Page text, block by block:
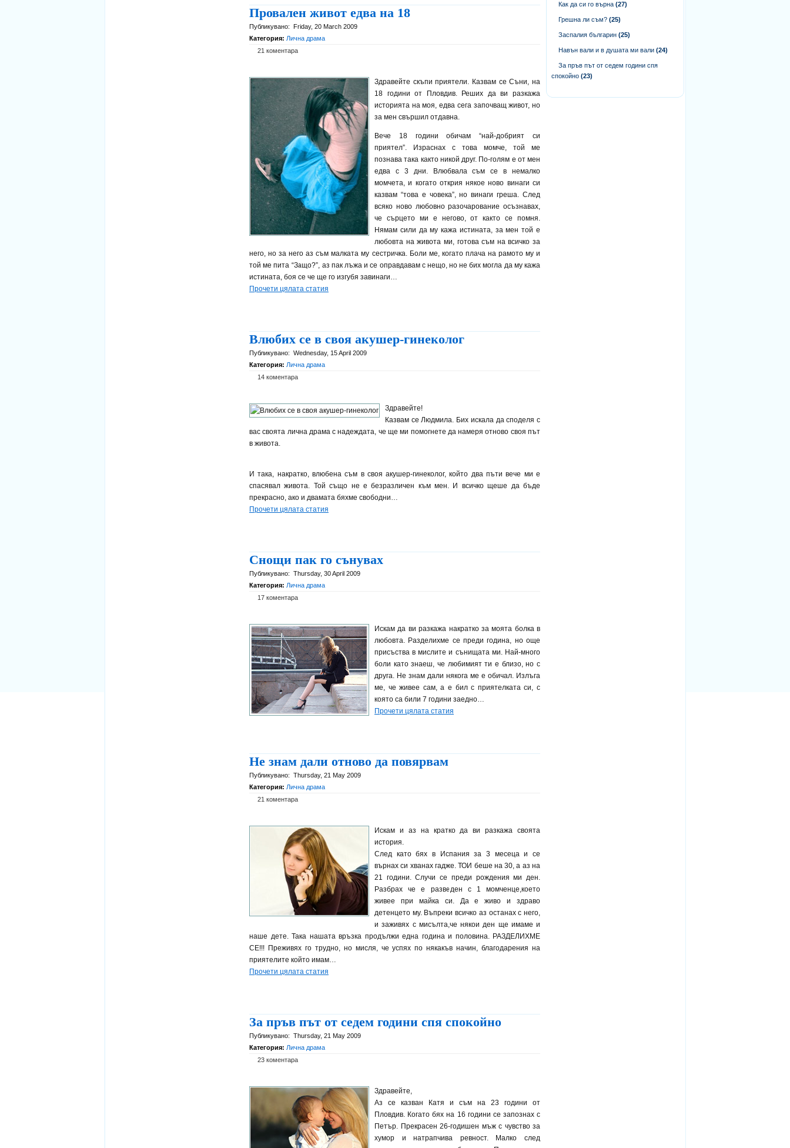
Провален живот едва на 18
Публикувано:
Friday, 20 March 2009
Категория: Лична драма
21 коментара
Здравейте скъпи приятели. Казвам се Съни, на
18 години от Пловдив. Реших да ви разкажа
историята на моя, едва сега започващ живот, но
за мен свършил отдавна.
Вече 18 години обичам “най-добрият си
приятел”. Израснах с това момче, той ме
познава така както никой друг. По-голям е от мен
едва с 3 дни. Влюбвала съм се в немалко
момчета, и когато открия някое ново винаги си
казвам “това е човека”, но винаги греша. След
всяко ново любовно разочарование осъзнавах,
че сърцето ми е негово, от както се помня.
Нямам сили да му кажа истината, за мен той е
любовта на живота ми, готова съм на всичко за
него, но за него аз съм малката му сестричка. Боли ме, когато плача на рамото му и
той ме пита “Защо?”, аз пак лъжа и се оправдавам с нещо, но не бих могла да му кажа
истината, боя се че ще го изгубя завинаги…
Прочети цялата статия
Влюбих се в своя акушер-гинеколог
Публикувано: Wednesday, 15 April 2009
Категория: Лична драма
14 коментара
Здравейте!
Казвам се Людмила. Бих искала да споделя с
вас своята лична драма с надеждата, че ще ми помогнете да намеря отново своя път
в живота.
И така, накратко, влюбена съм в своя акушер-гинеколог, който два пъти вече ми е
спасявал живота. Той също не е безразличен към мен. И всичко щеше да бъде
прекрасно, ако и двамата бяхме свободни…
Прочети цялата статия
Снощи пак го сънувах
Публикувано: Thursday, 30 April 2009
Категория: Лична драма
17 коментара
Искам да ви разкажа накратко за моята болка в
любовта. Разделихме се преди година, но още
присъства в мислите и сънищата ми. Най-много
боли като знаеш, че любимият ти е близо, но с
друга. Не знам дали някога ме е обичал. Излъга
ме, че живее сам, а е бил с приятелката си, с
която са били 7 години заедно…
Прочети цялата статия
Не знам дали отново да повярвам
Публикувано: Thursday, 21 May 2009
Категория: Лична драма
21 коментара
Искам и аз на кратко да ви разкажа своята
история.
След като бях в Испания за 3 месеца и се
върнах си хванах гадже. ТОИ беше на 30, а аз на
21 години. Случи се преди рождения ми ден.
Разбрах че е разведен с 1 момченце,което
живее при майка си. Да е живо и здраво
детенцето му. Въпреки всичко аз останах с него,
и заживях с мисълта,че някои ден ще имаме и
наше дете. Така нашата връзка продължи една година и половина. РАЗДЕЛИХМЕ
СЕ!!! Преживях го трудно, но мисля, че успях по някакъв начин, благодарения на
приятелите който имам…
Прочети цялата статия
За пръв път от седем години спя спокойно
Публикувано: Thursday, 21 May 2009
Категория: Лична драма
23 коментара
Здравейте,
Аз се казван Катя и съм на 23 години от
Пловдив. Когато бях на 16 години се запознах с
Петър. Прекрасен 26-годишен мъж с чувство за
хумор и натрапчива ревност. Малко след
Как да си го върна (27)
Грешна ли съм? (25)
Заспалия българин (25)
Навън вали и в душата ми вали (24)
За пръв път от седем години спя
спокойно (23)